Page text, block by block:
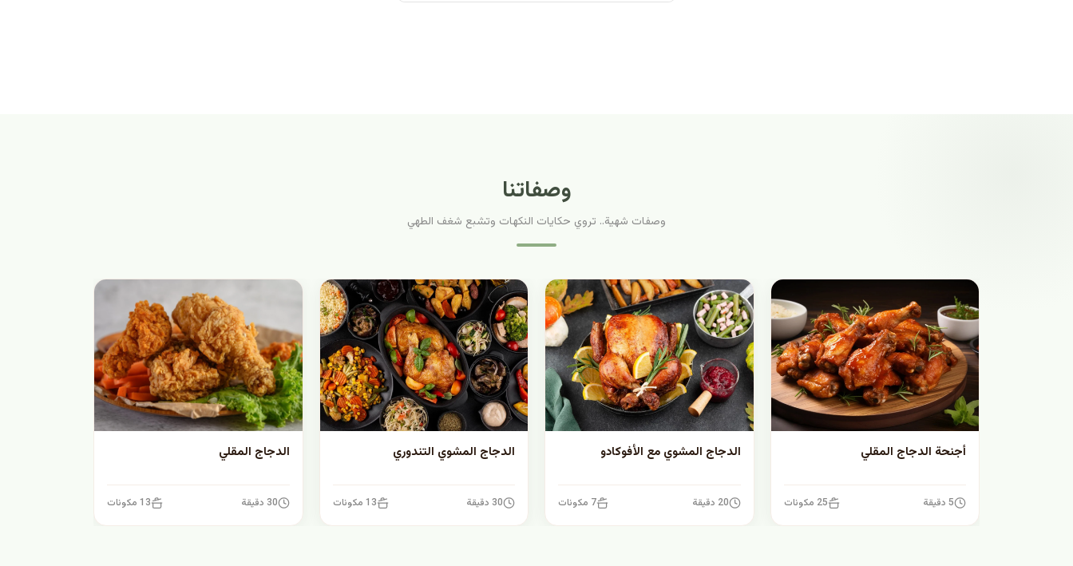
وصفاتنا
وصفات شهية.. تروي حكايات النكهات وتشبع شغف الطهي
أجنحة الدجاج المقلي
5 دقيقة 25 مكونات
الدجاج المشوي مع الأفوكادو
20 دقيقة 7 مكونات
الدجاج المشوي التندوري
30 دقيقة 13 مكونات
الدجاج المقلي
30 دقيقة 13 مكونات